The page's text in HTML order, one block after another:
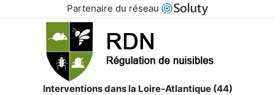
Partenaire du réseau
Interventions dans la Loire-Atlantique (44)